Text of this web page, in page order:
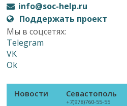
info@soc-help.ru
Поддержать проект
Мы в соцсетях:
Telegram
VK
Ok
Новости Севастополь
+7(978)760-55-55